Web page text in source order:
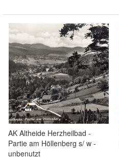
AK Altheide Herzheilbad -
Partie am Höllenberg s/ w -
unbenutzt